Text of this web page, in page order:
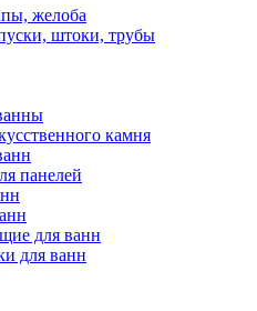
желоба
штоки, трубы
камня
панелей
для ванн
для ванн